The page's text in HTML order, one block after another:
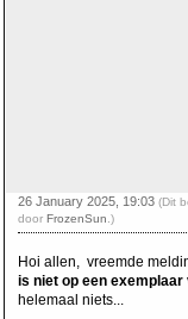
26 January 2025, 19:03 (Dit
door FrozenSun .)
Hoi allen, vreemde
is niet op een
helemaal niets...